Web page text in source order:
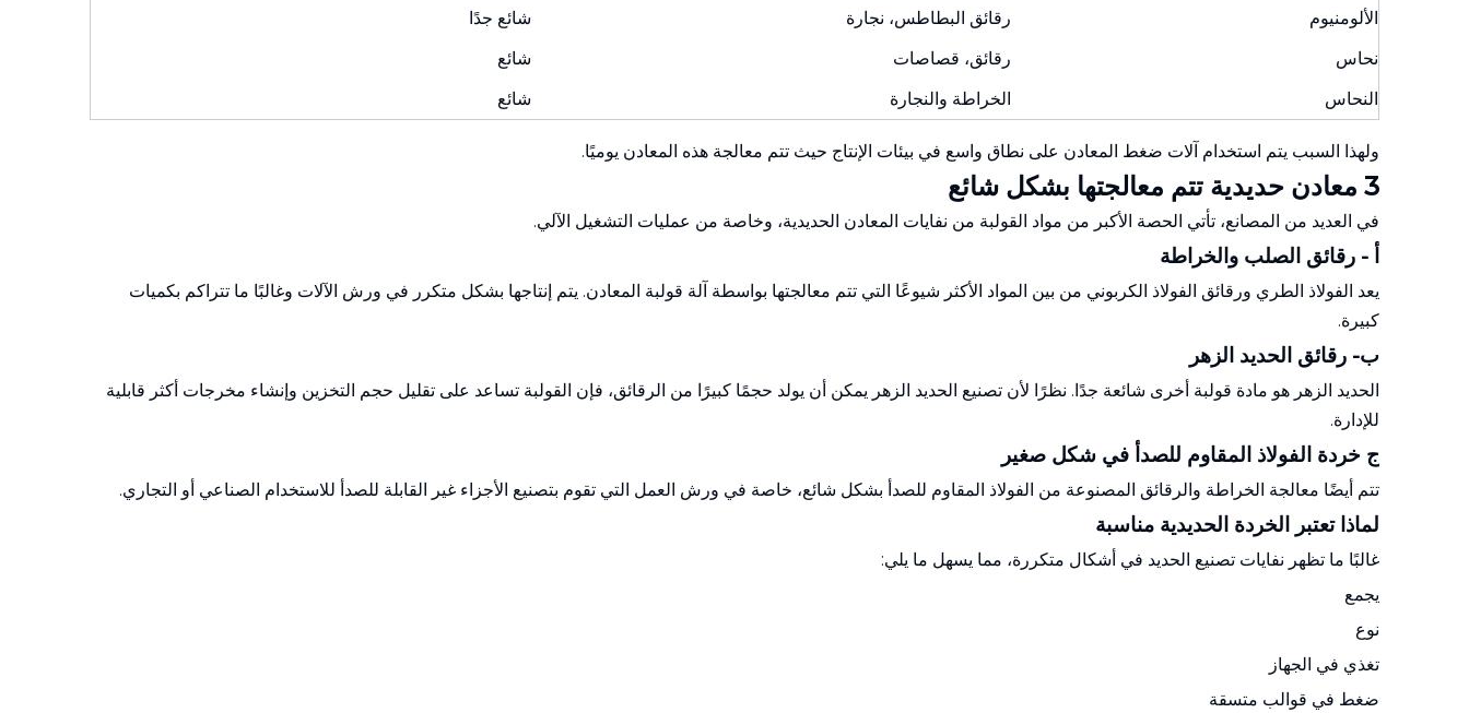
الألومنيوم
رقائق البطاطس، نجارة
شائع جدًا
نحاس
رقائق، قصاصات
شائع
النحاس
الخراطة والنجارة شائع
ولهذا السبب يتم استخدام آلات ضغط المعادن على نطاق واسع في بيئات الإنتاج حيث تتم معالجة هذه المعادن يوميًا.
3 معادن حديدية تتم معالجتها بشكل شائع
في العديد من المصانع، تأتي الحصة الأكبر من مواد القولبة من نفايات المعادن الحديدية، وخاصة من عمليات التشغيل الآلي.
أ - رقائق الصلب والخراطة
يعد الفولاذ الطري ورقائق الفولاذ الكربوني من بين المواد الأكثر شيوعًا التي تتم معالجتها بواسطة آلة قولبة المعادن. يتم إنتاجها بشكل متكرر في ورش الآلات وغالبًا ما تتراكم بكميات
كبيرة.
ب- رقائق الحديد الزهر
الحديد الزهر هو مادة قولبة أخرى شائعة جدًا. نظرًا لأن تصنيع الحديد الزهر يمكن أن يولد حجمًا كبيرًا من الرقائق، فإن القولبة تساعد على تقليل حجم التخزين وإنشاء مخرجات أكثر قابلية
للإدارة.
ج خردة الفولاذ المقاوم للصدأ في شكل صغير
تتم أيضًا معالجة الخراطة والرقائق المصنوعة من الفولاذ المقاوم للصدأ بشكل شائع، خاصة في ورش العمل التي تقوم بتصنيع الأجزاء غير القابلة للصدأ للاستخدام الصناعي أو التجاري.
لماذا تعتبر الخردة الحديدية مناسبة
غالبًا ما تظهر نفايات تصنيع الحديد في أشكال متكررة، مما يسهل ما يلي:
يجمع
نوع
تغذي في الجهاز
ضغط في قوالب متسقة